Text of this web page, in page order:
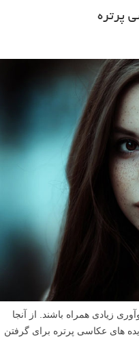
پرتره
زیادی همراه باشند. از آنجا
های عکاسی پرتره برای گرفتن